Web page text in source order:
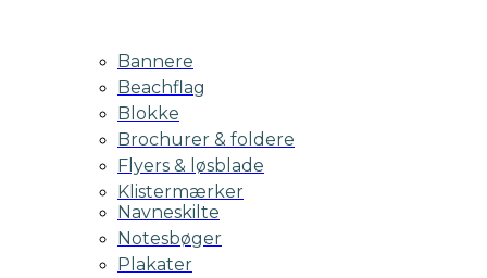
Bannere
Beachflag
Blokke
Brochurer & foldere
Flyers & løsblade
Klistermærker
Navneskilte
Notesbøger
Plakater